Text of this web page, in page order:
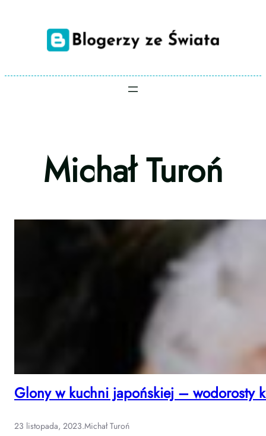
Michał Turoń
Glony w kuchni japońskiej – wodorosty
23 listopada, 2023.Michał Turoń